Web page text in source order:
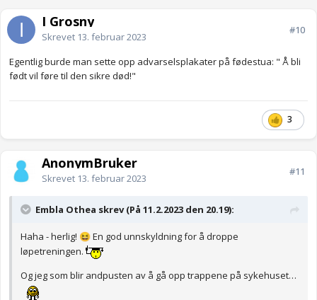
I Grosny
Skrevet 13. februar 2023
#10
Egentlig burde man sette opp advarselsplakater på fødestua: " Å bli
født vil føre til den sikre død!"
3
AnonymBruker
Skrevet 13. februar 2023
#11
Embla Othea skrev (På 11.2.2023 den 20.19):
Haha - herlig! 😆 En god unnskyldning for å droppe
løpetreningen.
Og jeg som blir andpusten av å gå opp trappene på sykehuset…